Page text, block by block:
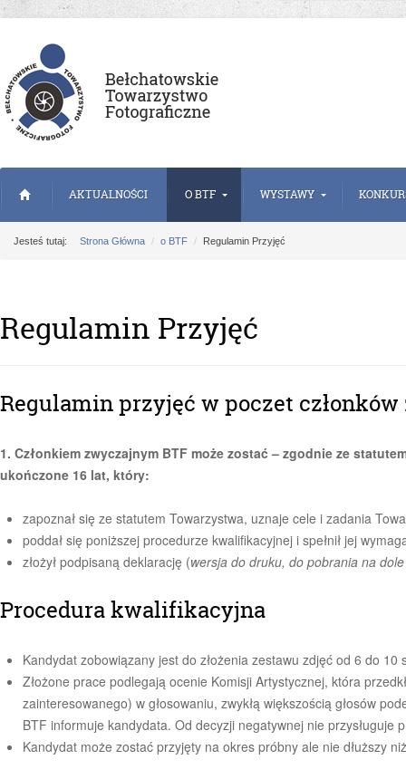
AKTUALNOŚCI O BTF WYSTAWY
Jesteś tutaj: Strona Główna o BTF Regulamin Przyjęć
Regulamin Przyjęć
Regulamin przyjęć w poczet
1. Członkiem zwyczajnym BTF może zostać – zgodnie ze
ukończone 16 lat, który:
zapoznał się ze statutem Towarzystwa, uznaje cele i zadania
poddał się poniższej procedurze kwalifikacyjnej i spełnił jej
złożył podpisaną deklarację (wersja do druku, do pobrania na
Procedura kwalifikacyjna
Kandydat zobowiązany jest do złożenia zestawu zdjęć od 6 do
Złożone prace podlegają ocenie Komisji Artystycznej, która
zainteresowanego) w głosowaniu, zwykłą większością głosów
BTF informuje kandydata. Od decyzji negatywnej nie przysługuje
Kandydat może zostać przyjęty na okres próbny ale nie dłuższy